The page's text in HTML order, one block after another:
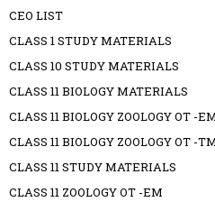
CEO LIST
CLASS 1 STUDY MATERIALS
CLASS 10 STUDY MATERIALS
CLASS 11 BIOLOGY MATERIALS
CLASS 11 BIOLOGY ZOOLOGY OT -
CLASS 11 BIOLOGY ZOOLOGY OT -
CLASS 11 STUDY MATERIALS
CLASS 11 ZOOLOGY OT -EM